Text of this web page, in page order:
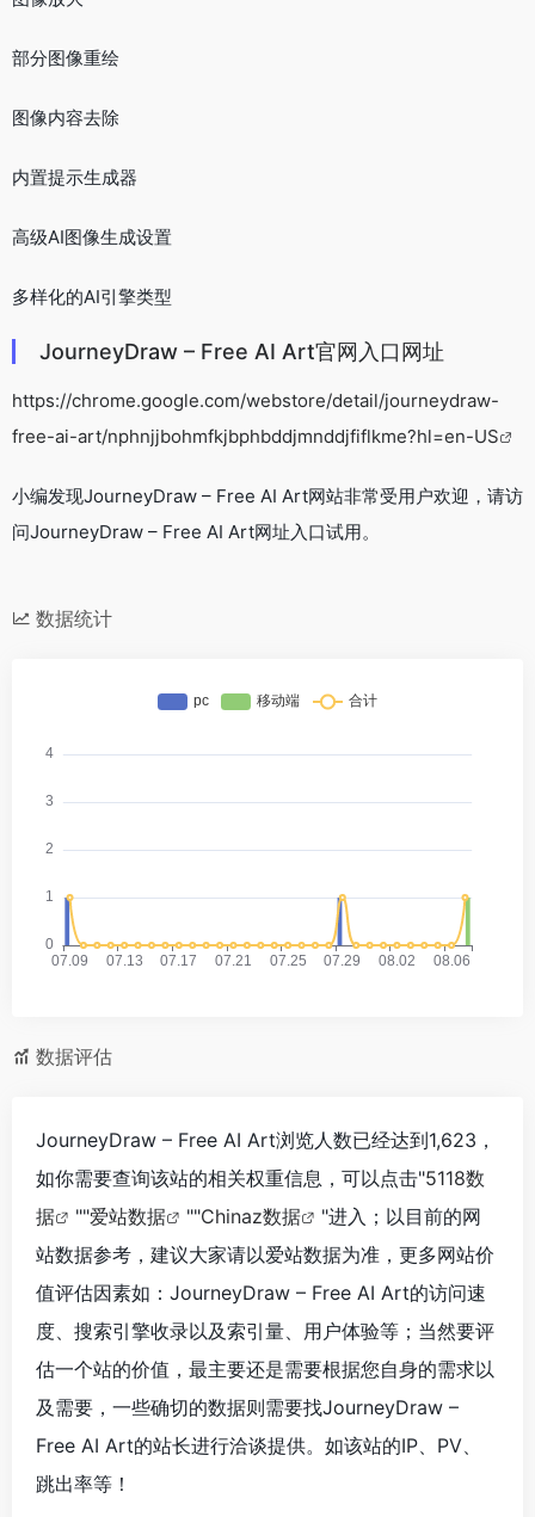
部分图像重绘
图像内容去除
内置提示生成器
高级AI图像生成设置
多样化的AI引擎类型
JourneyDraw – Free AI Art官网入口网址
https://chrome.google.com/webstore/detail/journeydraw-
free-ai-art/nphnjjbohmfkjbphbddjmnddjfiflkme?hl=en-US
小编发现JourneyDraw – Free AI Art网站非常受用户欢迎，请访
问JourneyDraw – Free AI Art网址入口试用。
数据统计
数据评估
JourneyDraw – Free AI Art浏览人数已经达到1,623，
如你需要查询该站的相关权重信息，可以点击"5118数
据
""爱站数据 ""Chinaz数据
"进入；以目前的网
站数据参考，建议大家请以爱站数据为准，更多网站价
值评估因素如：JourneyDraw – Free AI Art的访问速
度、搜索引擎收录以及索引量、用户体验等；当然要评
估一个站的价值，最主要还是需要根据您自身的需求以
及需要，一些确切的数据则需要找JourneyDraw –
Free AI Art的站长进行洽谈提供。如该站的IP、PV、
跳出率等！